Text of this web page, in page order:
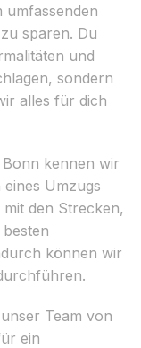
umfassenden
sparen. Du
und
sondern
alles für dich
kennen wir
Umzugs
den Strecken,
können wir
Team von
ein